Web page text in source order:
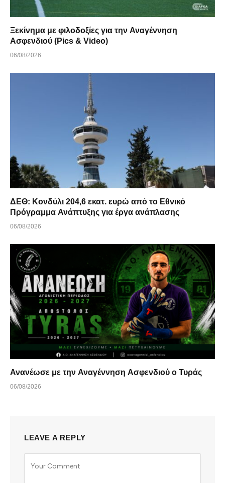
Ξεκίνημα με φιλοδοξίες για την Αναγέννηση
Ασφενδιού (Pics & Video)
06/08/2026
ΔΕΘ: Κονδύλι 204,6 εκατ. ευρώ από το Εθνικό
Πρόγραμμα Ανάπτυξης για έργα ανάπλασης
06/08/2026
Ανανέωσε με την Αναγέννηση Ασφενδιού ο Τυράς
06/08/2026
LEAVE A REPLY